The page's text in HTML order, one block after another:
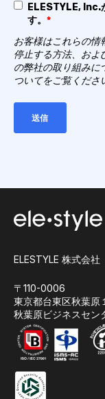
ELESTYLE, Inc.
す。 *
お客様はこれらの情
停止する方法、およ
の弊社の取り組みに
ついてをご覧くださ
ELESTYLE 株式会社
〒110-0006
東京都台東区秋葉原
秋葉原ビジネスセン